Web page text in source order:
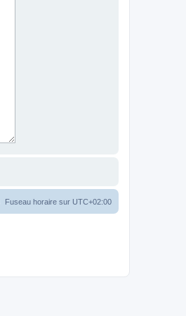
Fuseau horaire sur UTC+02:00